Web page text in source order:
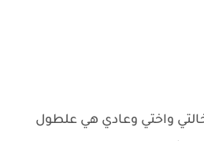
واختي وعادي هي علطول